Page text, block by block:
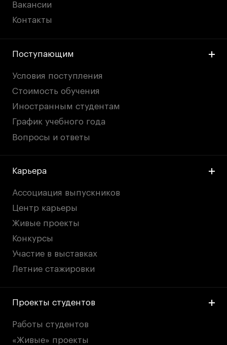
Вакансии
Контакты
Поступающим
Условия поступления
Стоимость обучения
Иностранным студентам
График учебного года
Вопросы и ответы
Карьера
Ассоциация выпускников
Центр карьеры
Живые проекты
Конкурсы
Участие в выставках
Летние стажировки
Проекты студентов
Работы студентов
«Живые» проекты